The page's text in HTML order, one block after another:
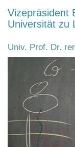
Vizepräsident
Universität zu
Univ. Prof. Dr.